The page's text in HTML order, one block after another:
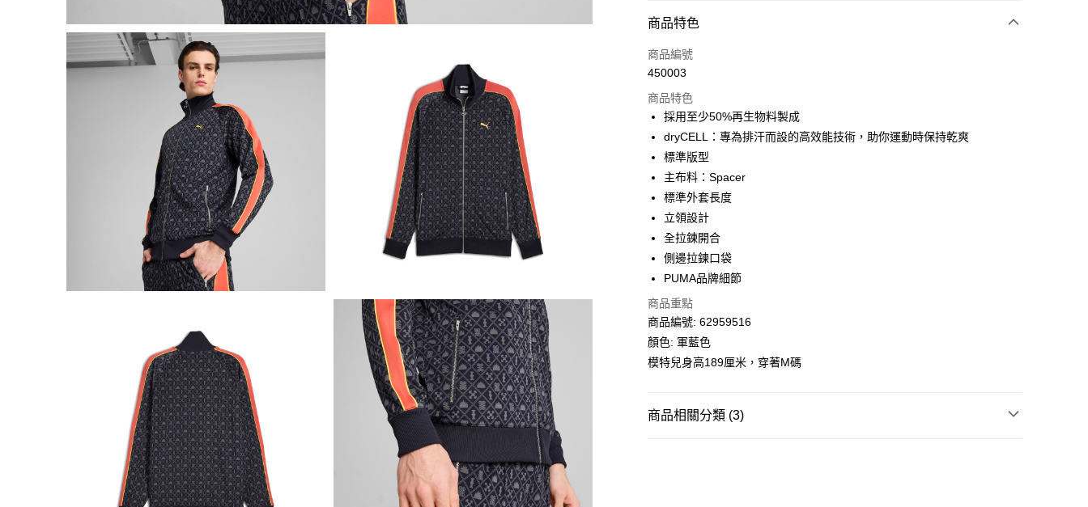
付款方式
信用卡
相關說明
Alipay, PayMe, WeChat Pay, UnionPay, FPS
送貨方式
單筆訂單淨值滿$399可享免運費優惠
每筆HK$30.00，滿HK$399.00或以上免運費
滿$599可享澳門免運費優惠
商品特色
商品編號
450003
商品特色
採用至少50%再生物料製成
dryCELL：專為排汗而設的高效能技術，助你運動時保持乾爽
標準版型
主布料：Spacer
標準外套長度
立領設計
全拉鍊開合
側邊拉鍊口袋
PUMA品牌細節
商品重點
商品編號: 62959516
顏色: 軍藍色
模特兒身高189厘米，穿著M碼
商品相關分類 (3)